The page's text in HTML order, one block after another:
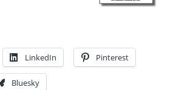
LinkedIn Pinterest
Bluesky